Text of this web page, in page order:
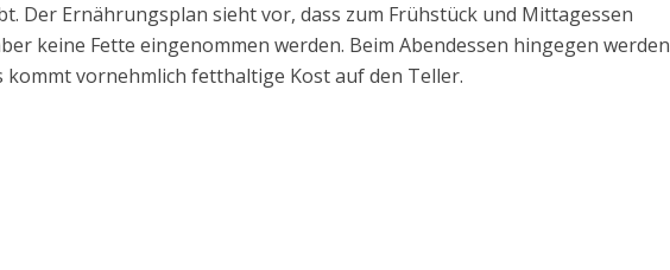
Der Ernährungsplan sieht vor, dass zum Frühstück und Mittagessen
keine Fette eingenommen werden. Beim Abendessen hingegen werden
kommt vornehmlich fetthaltige Kost auf den Teller.